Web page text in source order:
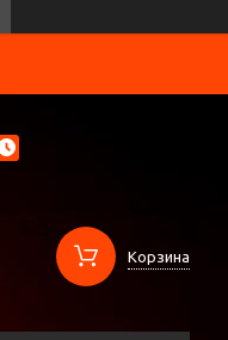
Корзина